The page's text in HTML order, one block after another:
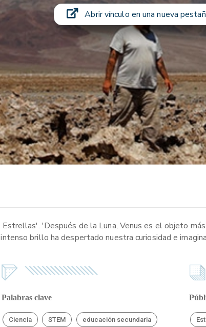
Abrir vínculo en una nueva
'Después de la Luna, Venus es el objeto
brillo ha despertado nuestra curiosidad e
Palabras clave
Ciencia STEM educación secundaria